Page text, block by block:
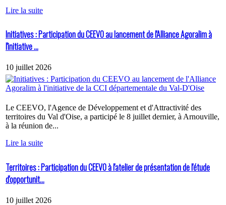
Lire la suite
Initiatives : Participation du CEEVO au lancement de l'Alliance Agoralim à
l'initiative ...
10 juillet 2026
Le CEEVO, l'Agence de Développement et d'Attractivité des
territoires du Val d'Oise, a participé le 8 juillet dernier, à Arnouville,
à la réunion de...
Lire la suite
Territoires : Participation du CEEVO à l'atelier de présentation de l'étude
d'opportunit...
10 juillet 2026